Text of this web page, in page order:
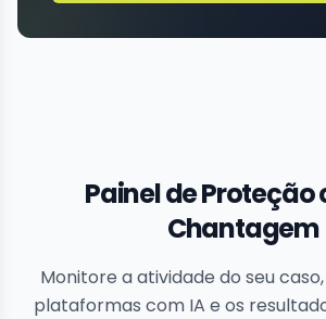
Painel de
Chantagem
Monitore a atividade do seu
plataformas com IA e os